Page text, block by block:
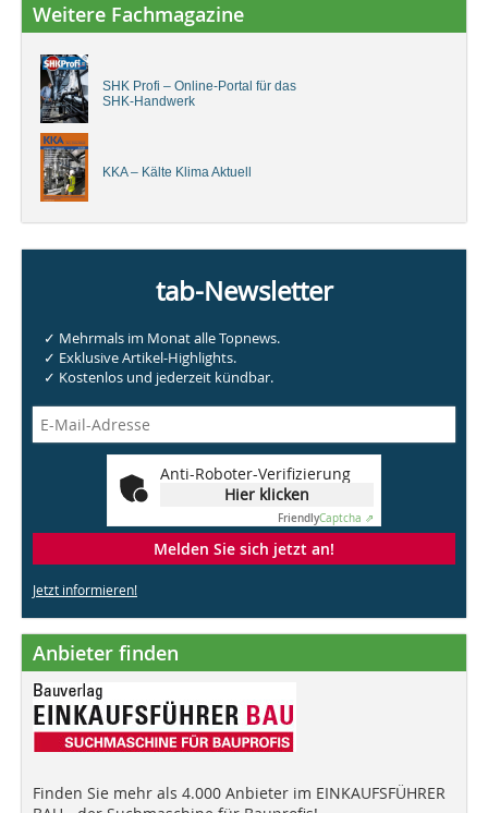
Weitere Fachmagazine
SHK Profi – Online-Portal für das
SHK-Handwerk
KKA – Kälte Klima Aktuell
tab-Newsletter
✓ Mehrmals im Monat alle Topnews.
✓ Exklusive Artikel-Highlights.
✓ Kostenlos und jederzeit kündbar.
Anti-Roboter-Verifizierung
Hier klicken
FriendlyCaptcha ⇗
Melden Sie sich jetzt an!
Jetzt informieren!
Anbieter finden
Finden Sie mehr als 4.000 Anbieter im EINKAUFSFÜHRER